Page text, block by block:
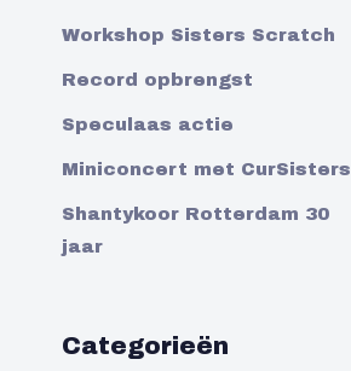
Workshop Sisters Scratch
Record opbrengst
Speculaas actie
Miniconcert met CurSisters
Shantykoor Rotterdam 30
jaar
Categorieën